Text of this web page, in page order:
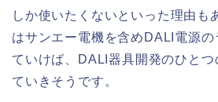
しか使いたくないといった理由も
はサンエー電機を含めDALI電源の
ていけば、DALI器具開発のひとつ
ていきそうです。